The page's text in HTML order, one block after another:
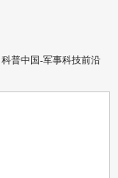
科普中国-军事科技前沿